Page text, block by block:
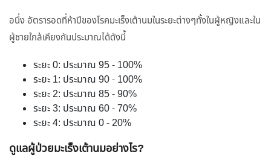
อนึ่ง อัตรารอดที่ห้าปีของโรคมะเร็งเต้านมในระยะต่างๆทั้งในผู้หญิงและใน
ผู้ชายใกล้เคียงกันประมาณได้ดังนี้
ระยะ 0: ประมาณ 95 - 100%
ระยะ 1: ประมาณ 90 - 100%
ระยะ 2: ประมาณ 85 - 90%
ระยะ 3: ประมาณ 60 - 70%
ระยะ 4: ประมาณ 0 - 20%
ดูแลผู้ป่วยมะเร็งเต้านมอย่างไร?